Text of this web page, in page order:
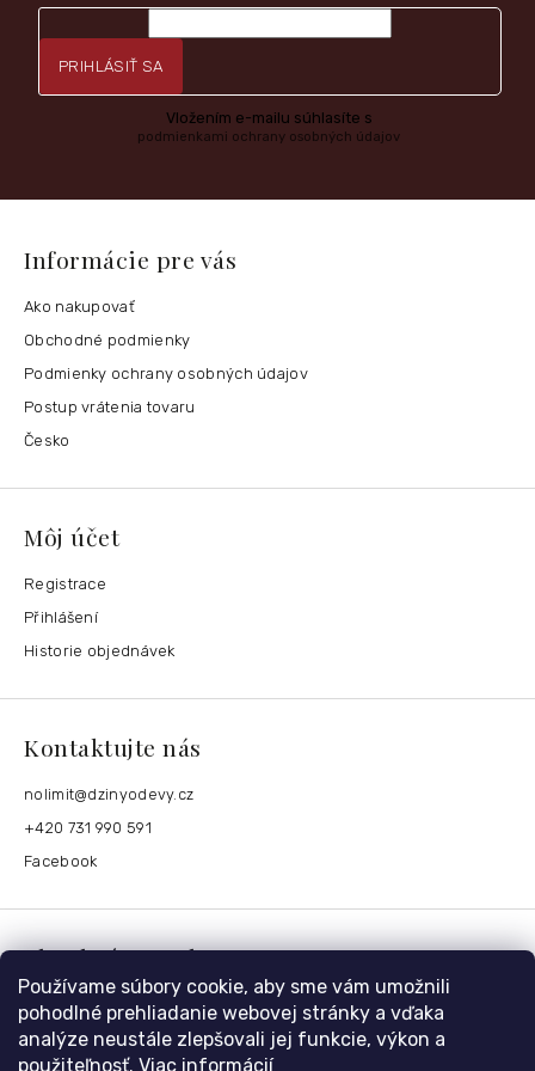
Používame súbory cookie, aby sme vám umožnili
pohodlné prehliadanie webovej stránky a vďaka
analýze neustále zlepšovali jej funkcie, výkon a
použiteľnosť. Viac informácií
PRIHLÁSIŤ SA
Vložením e-mailu súhlasíte s
podmienkami ochrany osobných údajov
Informácie pre vás
Ako nakupovať
Obchodné podmienky
Podmienky ochrany osobných údajov
Postup vrátenia tovaru
Česko
Môj účet
Registrace
Přihlášení
Historie objednávek
Kontaktujte nás
nolimit@dzinyodevy.cz
+420 731 990 591
Facebook
Platební metody